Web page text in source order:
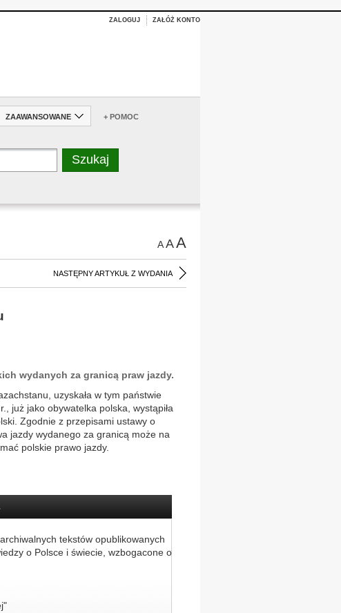
ZALOGUJ ZAŁÓŻ KONTO
ZAAWANSOWANE + POMOC
AAA
NASTĘPNY ARTYKUŁ Z WYDANIA
wydanych za granicą praw jazdy.
uzyskała w tym państwie
już jako obywatelka polska, wystąpiła
Zgodnie z przepisami ustawy o
jazdy wydanego za granicą może na
polskie prawo jazdy.
tekstów opublikowanych
o Polsce i świecie, wzbogacone o